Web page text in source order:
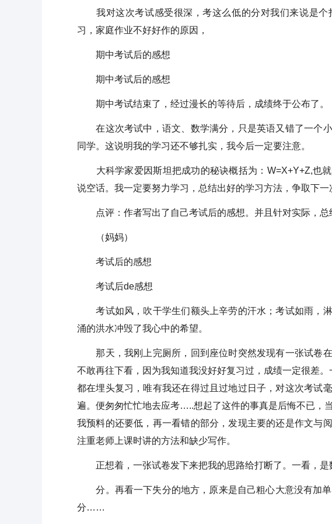
我对这次考试感受很深，考这么低的分对我们来说是个
习，家庭作业不好好作的原因，
期中考试后的感想
期中考试后的感想
期中考试结束了，经过漫长的等待后，成绩终于公布了。
在这次考试中，语文、数学满分，只是英语又错了一个
同学。这说明我的学习还不够扎实，我今后一定要注意。
大科学家爱因斯坦把成功的秘诀概括为：W=X+Y+Z,也
说空话。我一定要努力学习，总结出好的学习方法，争取下一
点评：作者写出了自己考试后的感想。并且针对实际，总
（妈妈）
考试后的感想
考试后de感想
考试如风，吹干学生们额头上辛劳的汗水；考试如雨，
涌的洪水冲毁了我心中的希望。
那天，我刚上完厕所，回到座位时突然发现有一张试卷
不敢再往下看，因为我知道我没好好复习过，成绩一定很差
都在埋头复习，唯有我还在得过且过地过日子，对这次考试
遍。便匆匆忙忙地去应考…..想起了这件的事真是后悔不已，
我预料的还要低，再一看错的部分，发现主要的还是作文与
注重老师上课时讲的方法和缺少写作。
正想着，一张试卷发下来把我的思路给打断了。一看，是
分。再看一下失分的地方，原来是自己粗心大意没有加单
分……